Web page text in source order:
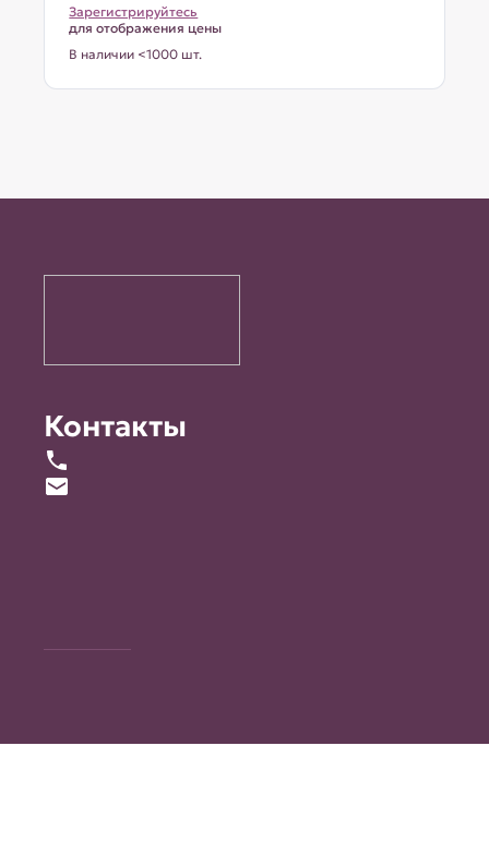
Зарегистрируйтесь
для отображения цены
В наличии <1000 шт.
Контакты